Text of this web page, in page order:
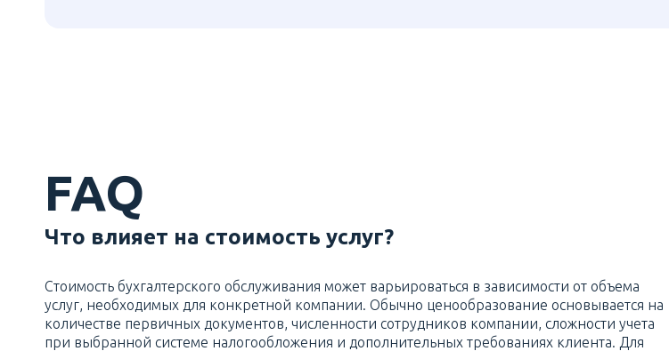
FAQ
Что влияет на стоимость услуг?
Стоимость бухгалтерского обслуживания может варьироваться в зависимости от объема
услуг, необходимых для конкретной компании. Обычно ценообразование основывается на
количестве первичных документов, численности сотрудников компании, сложности учета
при выбранной системе налогообложения и дополнительных требованиях клиента. Для